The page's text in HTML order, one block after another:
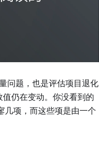
问题，也是评估项目退化
仍在变动。你没看到的
几项，而这些项是由一个